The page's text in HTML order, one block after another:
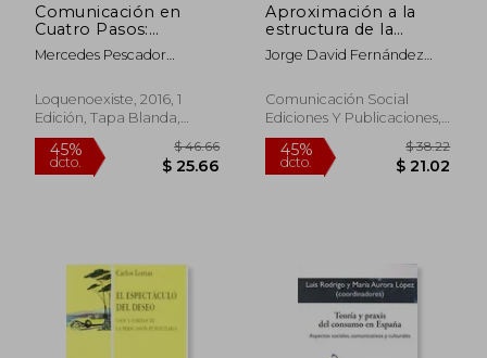
Comunicación en
Cuatro Pasos:
Construye tu
Discurso, Conoce tu
haz Responsabilidad
Social Corporativa
Mercedes Pescador
Loquenoexiste, 2016, 1
Edición, Tapa Blanda,
Nuevo
Aproximación a la
estructura de la
publicidad: Desarrollo
y funciones de la
Jorge David Fernández
Comunicación Social
Ediciones Y Publicaciones,
Tapa Blanda, Nuevo